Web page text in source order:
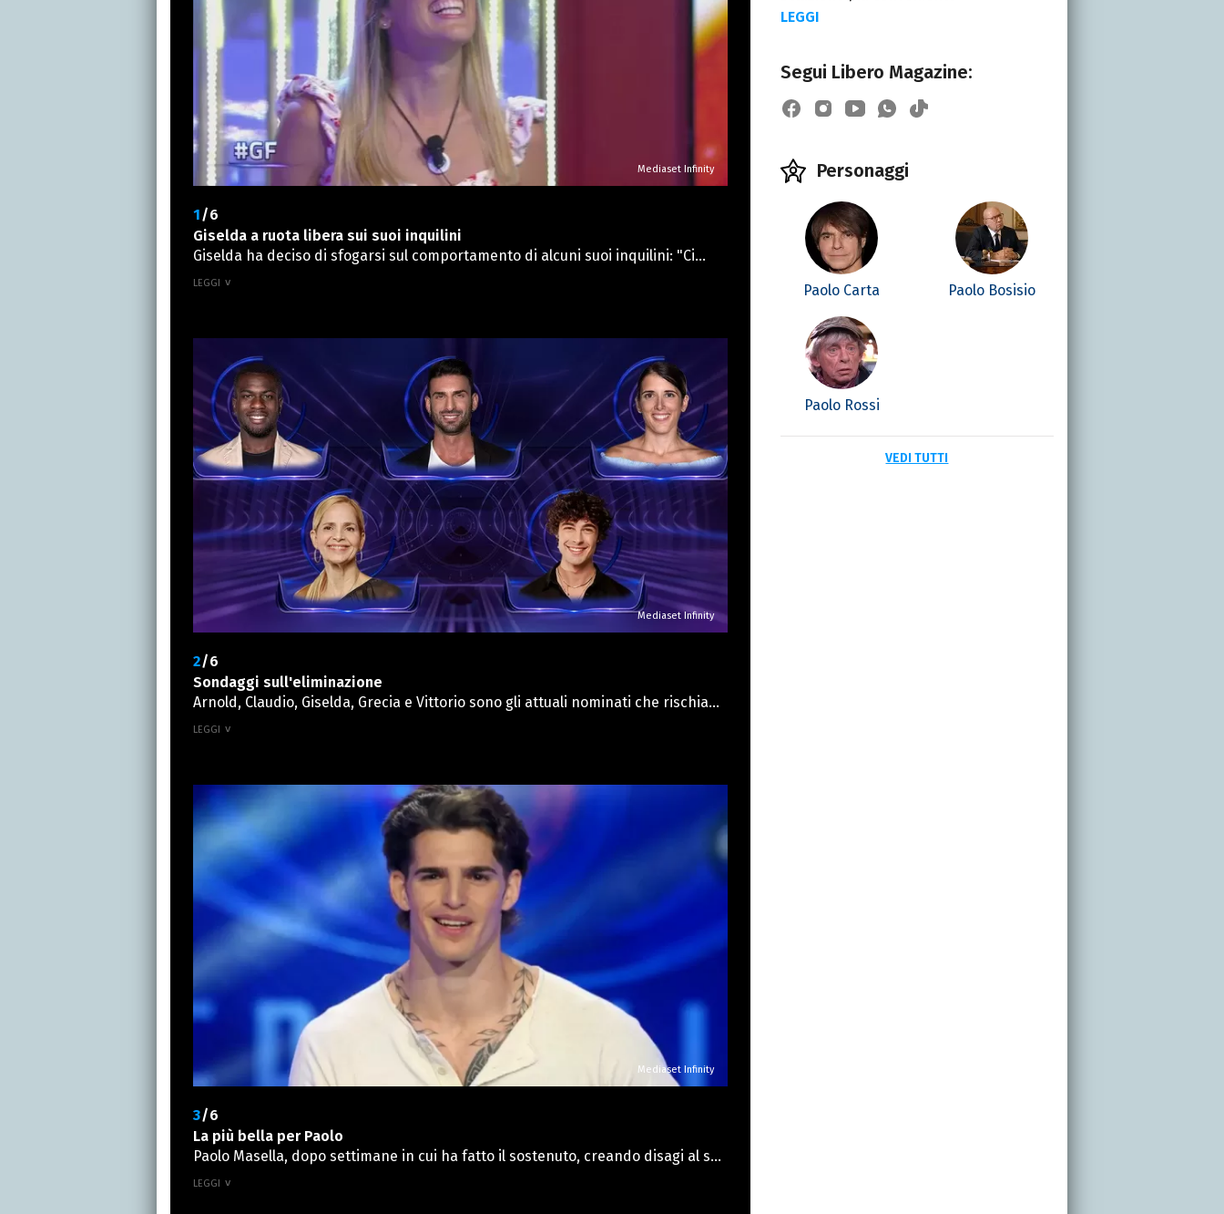
Mediaset Infinity
1 /6
Giselda a ruota libera sui suoi inquilini
Giselda ha deciso di sfogarsi sul comportamento di alcuni suoi inquilini: "Ci
sono dei gruppi e vai lì e stanno parlando di una persona, piuttosto che di
loro?’. Capita. Criticano e poi li vedi insieme e allora sto distante da quelle
persone là“. Heidi ha chiesto alla montanara più informazioni, ma Giselda ha
preferito non sbilanciarsi a riguardo.
Mediaset Infinity
2/6
Sondaggi sull'eliminazione
Arnold, Claudio, Giselda, Grecia e Vittorio sono gli attuali nominati che rischiano
l'eliminazione. Come sempre sono cominciati i sondaggi sul web su chi il
salverebbe. A rischio invece Claudio Roma, che sarebbe il preferito solo del 7%
del web al momento.
Mediaset Infinity
3/6
La più bella per Paolo
Paolo Masella, dopo settimane in cui ha fatto il sostenuto, creando disagi al suo
rapporto con Giselda perché sicuro di averle fatto girare la testa, ora esprime
LEGGI
Segui Libero Magazine:
Personaggi
Paolo Carta Paolo Bosisio
Paolo Rossi
VEDI TUTTI